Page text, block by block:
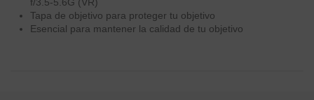
Tapa de objetivo para proteger tu objetivo
Esencial para mantener la calidad de tu objetivo